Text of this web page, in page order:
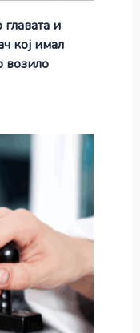
и
кој имал
возило